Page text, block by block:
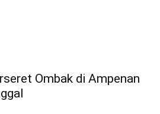
Ombak di Ampenan